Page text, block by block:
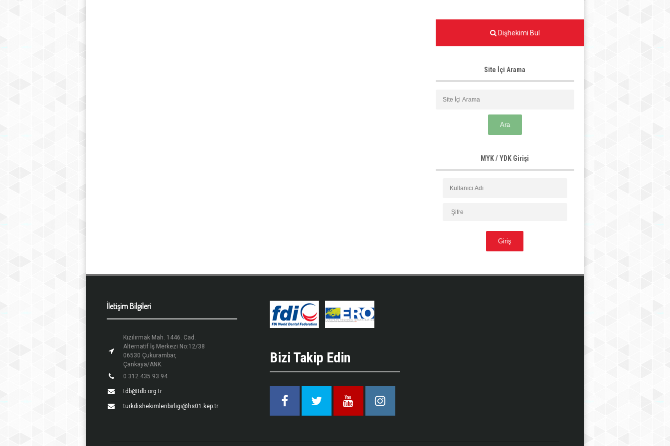
Dişhekimi Bul
Site İçi Arama
MYK / YDK Girişi
İletişim Bilgileri
Kızılırmak Mah. 1446. Cad.
Alternatif İş Merkezi No:12/38
06530 Çukurambar,
Çankaya/ANK.
0 312 435 93 94
tdb@tdb.org.tr
turkdishekimleribirligi@hs01.kep.tr
Bizi Takip Edin
Facebook Twitter Youtube Instagram